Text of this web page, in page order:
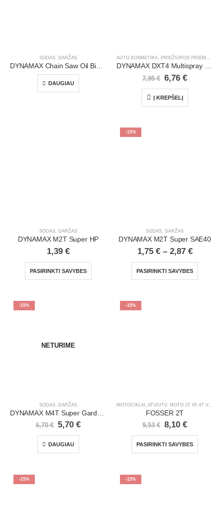
SODAS, DARŽAS
DYNAMAX Chain Saw Oil Bio 80 | 1 l
DAUGIAU
7,95€ 6,76 €
Į KREPŠELĮ
SODAS, DARŽAS
DYNAMAX M2T Super HP
1,39 €
PASIRINKTI SAVYBES
-15%
SODAS, DARŽAS
DYNAMAX M2T Super SAE40
1,75 € – 2,87 €
PASIRINKTI SAVYBES
-15%
NETURIME
SODAS, DARŽAS
6,70€ 5,70 €
DAUGIAU
-15%
MOTOCIKLAI, ATV/UTV, MOTO 2T IR 4T VARIKLIŲ ALYVA
FOSSER 2T
9,53€ 8,10 €
PASIRINKTI SAVYBES
-15% -15%